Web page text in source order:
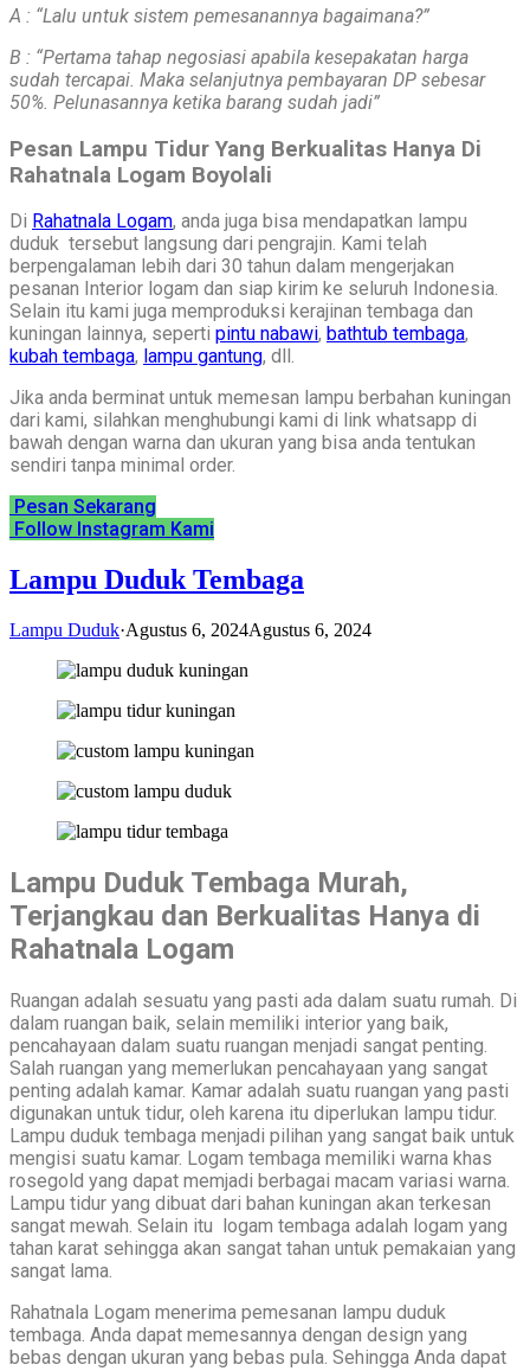
A : “Lalu untuk sistem pemesanannya bagaimana?”
B : “Pertama tahap negosiasi apabila kesepakatan harga
sudah tercapai. Maka selanjutnya pembayaran DP sebesar
50%. Pelunasannya ketika barang sudah jadi”
Pesan Lampu Tidur Yang Berkualitas Hanya Di
Rahatnala Logam Boyolali
Di Rahatnala Logam, anda juga bisa mendapatkan lampu
duduk tersebut langsung dari pengrajin. Kami telah
berpengalaman lebih dari 30 tahun dalam mengerjakan
pesanan Interior logam dan siap kirim ke seluruh Indonesia.
Selain itu kami juga memproduksi kerajinan tembaga dan
kuningan lainnya, seperti pintu nabawi, bathtub tembaga,
kubah tembaga, lampu gantung, dll.
Jika anda berminat untuk memesan lampu berbahan kuningan
dari kami, silahkan menghubungi kami di link whatsapp di
bawah dengan warna dan ukuran yang bisa anda tentukan
sendiri tanpa minimal order.
Pesan Sekarang
Follow Instagram Kami
Lampu Duduk Tembaga
Lampu Duduk·Agustus 6, 2024Agustus 6, 2024
Lampu Duduk Tembaga Murah,
Terjangkau dan Berkualitas Hanya di
Rahatnala Logam
Ruangan adalah sesuatu yang pasti ada dalam suatu rumah. Di
dalam ruangan baik, selain memiliki interior yang baik,
pencahayaan dalam suatu ruangan menjadi sangat penting.
Salah ruangan yang memerlukan pencahayaan yang sangat
penting adalah kamar. Kamar adalah suatu ruangan yang pasti
digunakan untuk tidur, oleh karena itu diperlukan lampu tidur.
Lampu duduk tembaga menjadi pilihan yang sangat baik untuk
mengisi suatu kamar. Logam tembaga memiliki warna khas
rosegold yang dapat memjadi berbagai macam variasi warna.
Lampu tidur yang dibuat dari bahan kuningan akan terkesan
sangat mewah. Selain itu logam tembaga adalah logam yang
tahan karat sehingga akan sangat tahan untuk pemakaian yang
sangat lama.
Rahatnala Logam menerima pemesanan lampu duduk
tembaga. Anda dapat memesannya dengan design yang
bebas dengan ukuran yang bebas pula. Sehingga Anda dapat